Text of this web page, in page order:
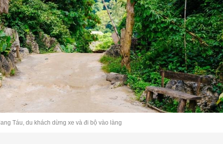
Táu, du khách dừng xe và đi bộ vào làng